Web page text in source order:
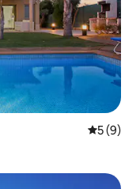
คะแนนเฉ
5 (9)